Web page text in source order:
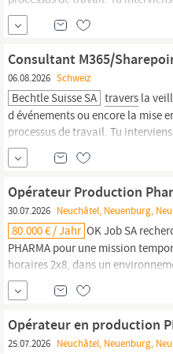
365 chez nos clients et tu les
information, dans un contexte
peuvent durer de quelques jours à
Consultant M365/
06.08.2026 Schweiz
Bechtle Suisse SA travers la
d événements ou encore la mise
processus de travail. Tu
365 chez nos clients et tu les
information, dans un contexte
peuvent durer de quelques jours à
Opérateur Production
30.07.2026 Neuchâtel, Neuenburg,
80.000 € / Jahr OK Job SA
PHARMA pour une mission
horaires 2x8, dans un
participerez au conditionnement
fabrication de flacons ou poches
les autocontrôles conformément
Profil...
Opérateur en production
25.07.2026 Neuchâtel, Neuenburg,